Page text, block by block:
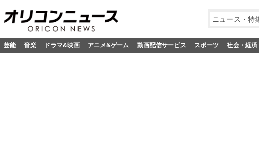
ニュース・特
芸能 音楽 ドラマ&映画 アニメ&ゲーム 動画配信サービス スポーツ 社会・経済